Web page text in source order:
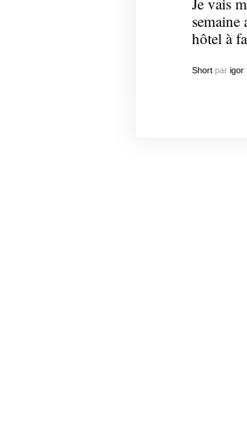
hôtel à
Shortpar igor